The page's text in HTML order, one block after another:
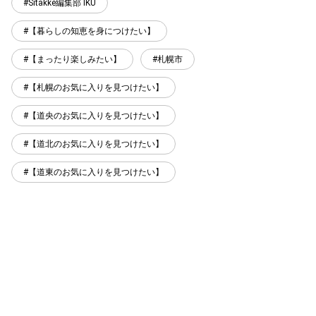
Sitakke編集部 IKU
【暮らしの知恵を身につけたい】
【まったり楽しみたい】 札幌市
【札幌のお気に入りを見つけたい】
【道央のお気に入りを見つけたい】
【道北のお気に入りを見つけたい】
【道東のお気に入りを見つけたい】